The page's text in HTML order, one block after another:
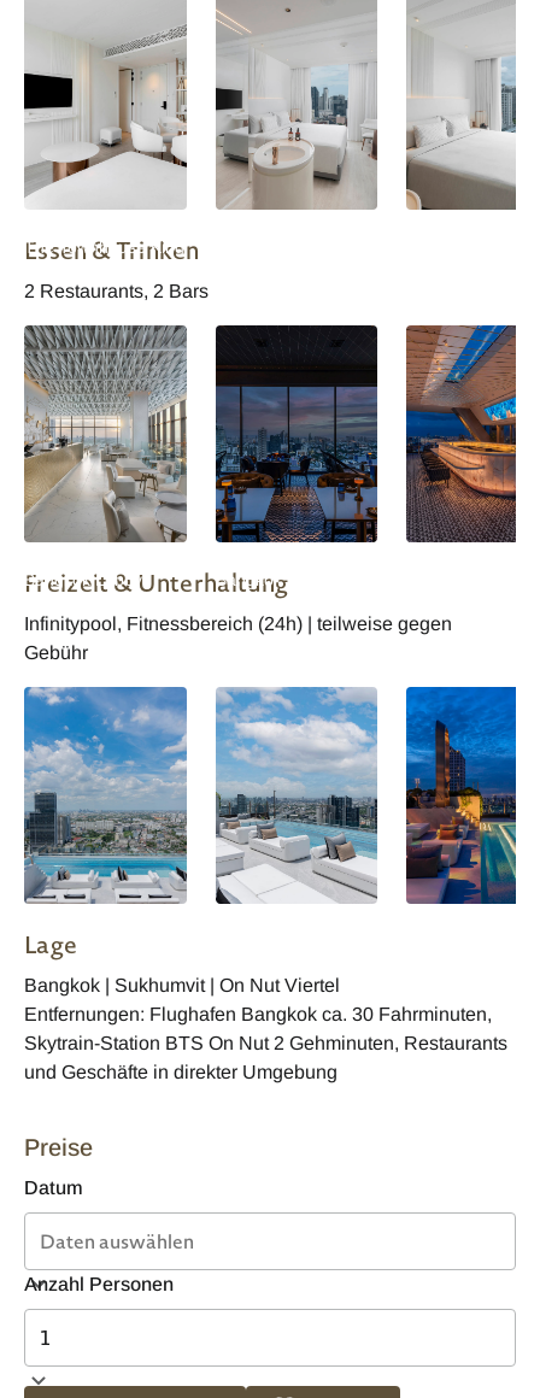
The Townhouse King
Essen & Trinken
2 Restaurants, 2 Bars
Bangkok Lobby
Bangkok Luz Tapas
Freizeit & Unterhaltung
Infinitypool, Fitnessbereich (24h) | teilweise gegen
Gebühr
Lage
Bangkok | Sukhumvit | On Nut Viertel
Entfernungen: Flughafen Bangkok ca. 30 Fahrminuten,
Skytrain-Station BTS On Nut 2 Gehminuten, Restaurants
und Geschäfte in direkter Umgebung
Preise
Datum
Anzahl Personen